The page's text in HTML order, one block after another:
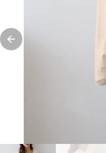
Previous slide